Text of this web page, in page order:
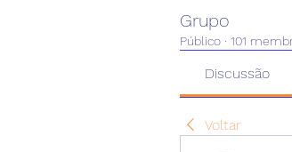
Grupo
Público · 101
Discussão
Voltar